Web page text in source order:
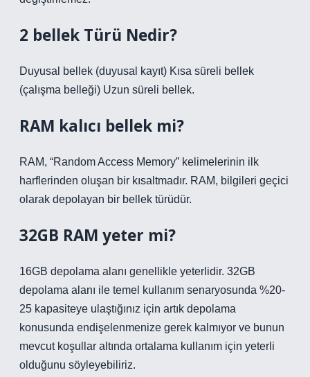
2 bellek Türü Nedir?
Duyusal bellek (duyusal kayıt) Kısa süreli bellek
(çalışma belleği) Uzun süreli bellek.
RAM kalıcı bellek mi?
RAM, “Random Access Memory” kelimelerinin ilk
harflerinden oluşan bir kısaltmadır. RAM, bilgileri geçici
olarak depolayan bir bellek türüdür.
32GB RAM yeter mi?
16GB depolama alanı genellikle yeterlidir. 32GB
depolama alanı ile temel kullanım senaryosunda %20-
25 kapasiteye ulaştığınız için artık depolama
konusunda endişelenmenize gerek kalmıyor ve bunun
mevcut koşullar altında ortalama kullanım için yeterli
olduğunu söyleyebiliriz.